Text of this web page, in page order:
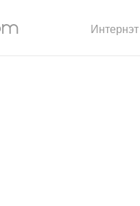
Интернэт